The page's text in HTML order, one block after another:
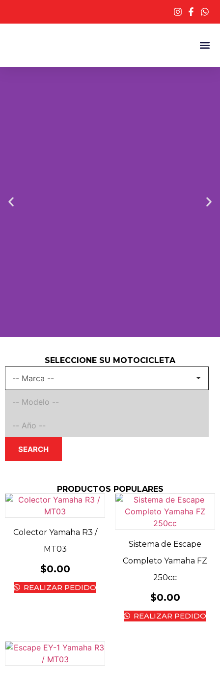
SELECCIONE SU MOTOCICLETA
SEARCH
PRODUCTOS POPULARES
Colector Yamaha R3 /
MT03
$0.00
REALIZAR PEDIDO
Sistema de Escape
Completo Yamaha FZ
250cc
$0.00
REALIZAR PEDIDO